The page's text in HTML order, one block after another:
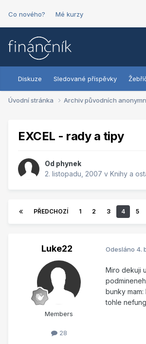
Co nového? Mé kurzy
Diskuze Sledované příspěvky
Úvodní stránka Archiv původních
EXCEL - rady a tipy
Od phynek
2. listopadu, 2007 v Knihy a
PŘEDCHOZÍ 1 2 3 4 5
Luke22
Members
28
Odesláno 4.
Miro dekuji
bunky
tohle